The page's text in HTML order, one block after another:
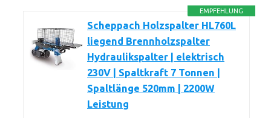
EMPFEHLUNG
Scheppach Holzspalter HL760L
liegend Brennholzspalter
Hydraulikspalter | elektrisch
230V | Spaltkraft 7 Tonnen |
Spaltlänge 520mm | 2200W
Leistung